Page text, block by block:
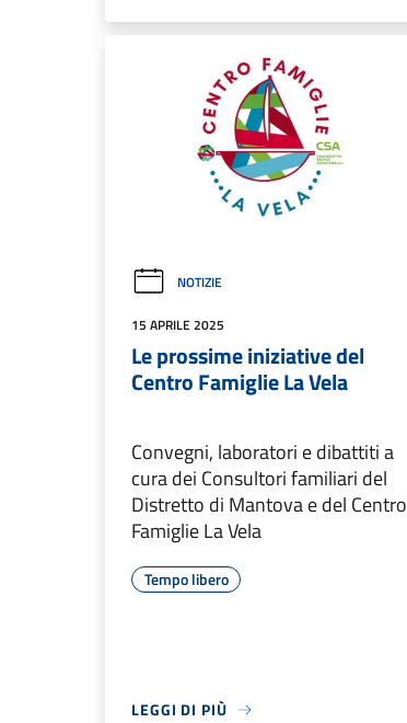
NOTIZIE
15 APRILE 2025
Le prossime iniziative del
Centro Famiglie La Vela
Convegni, laboratori e dibattiti a
cura dei Consultori familiari del
Distretto di Mantova e del Centro
Famiglie La Vela
Tempo libero
LEGGI DI PIÙ